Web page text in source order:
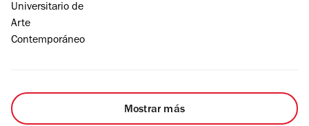
Universitario de
Arte
Contemporáneo
Mostrar más